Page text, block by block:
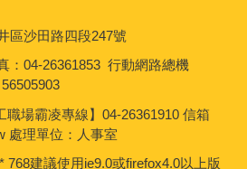
區沙田路四段247號
：04-26361853 行動網路總機
職場霸凌專線】04-26361910 信箱
處理單位：人事室
768建議使用ie9.0或firefox4.0以上版